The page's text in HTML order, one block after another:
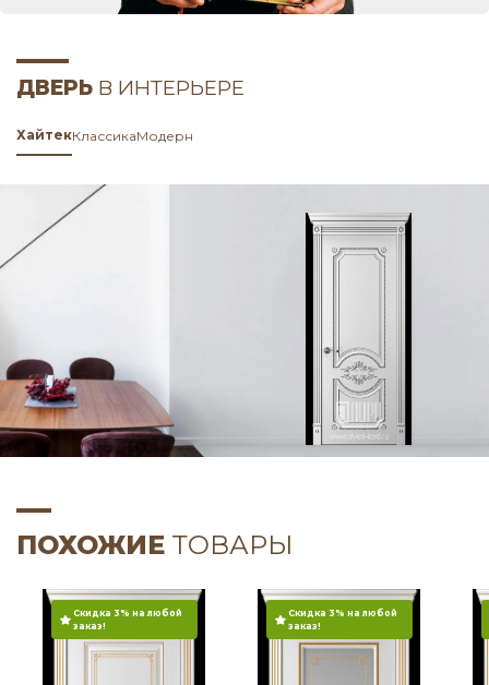
ДВЕРЬ В ИНТЕРЬЕРЕ
ХайтекКлассикаМодерн
ПОХОЖИЕ ТОВАРЫ
Скидка 3% на любой
заказ!
Скидка 3% на любой
заказ!